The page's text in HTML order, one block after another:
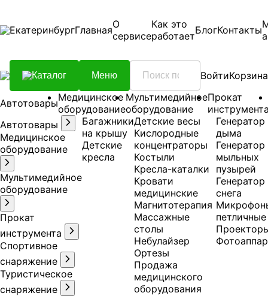
ЕкатеринбургГлавнаяО
сервисе
Как это
работаетБлогКонтакты
Каталог Меню ВойтиКорзина
АвтотоварыМедицинское
оборудование
Мультимедийное
оборудование
Прокат
Автотовары
Медицинское
оборудование
Мультимедийное
оборудование
Прокат
инструмента
Спортивное
снаряжение
Туристическое
снаряжение
Багажники
на крышу
Детские
кресла
Детские весы
Кислородные
концентраторы
Костыли
Кресла-каталки
Кровати
медицинские
Магнитотерапия
Массажные
столы
Небулайзер
Ортезы
Продажа
медицинского
оборудования
Генератор
дыма
Генератор
мыльных
пузырей
Генератор
снега
петличные